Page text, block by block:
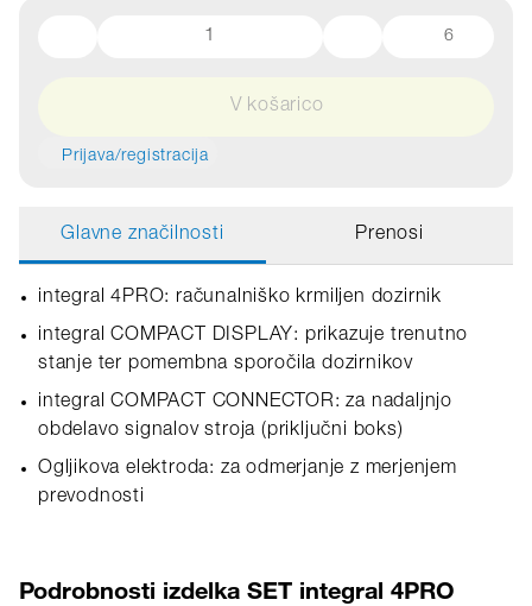
6
V košarico
Prijava/registracija
Glavne značilnosti Prenosi
integral 4PRO: računalniško krmiljen dozirnik
integral COMPACT DISPLAY: prikazuje trenutno
stanje ter pomembna sporočila dozirnikov
integral COMPACT CONNECTOR: za nadaljnjo
obdelavo signalov stroja (priključni boks)
Ogljikova elektroda: za odmerjanje z merjenjem
prevodnosti
Podrobnosti izdelka SET integral 4PRO